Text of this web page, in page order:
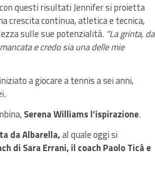
questi risultati Jennifer si proietta
crescita continua, atletica e tecnica,
sulle sue potenzialità. “La grinta, da
e credo sia una delle mie
a giocare a tennis a sei anni,
Serena Williams l’ispirazione.
da Albarella,al quale oggi si
di Sara Errani, il coach Paolo Ticà e